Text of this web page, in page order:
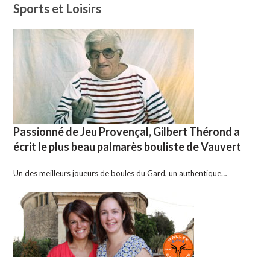
Sports et Loisirs
Passionné de Jeu Provençal, Gilbert Thérond a
écrit le plus beau palmarès bouliste de Vauvert
Un des meilleurs joueurs de boules du Gard, un authentique…